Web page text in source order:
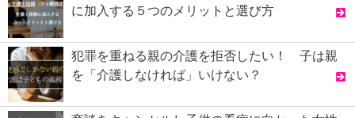
に加入する５つのメリットと選び方
犯罪を重ねる親の介護を拒否したい！ 子は親
を「介護しなければ」いけない？